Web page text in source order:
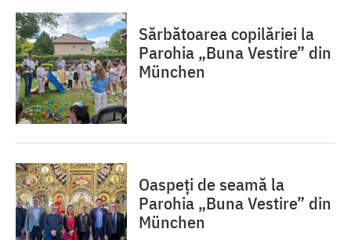
Sărbătoarea copilăriei la
Parohia „Buna Vestire” din
München
Oaspeți de seamă la
Parohia „Buna Vestire” din
München